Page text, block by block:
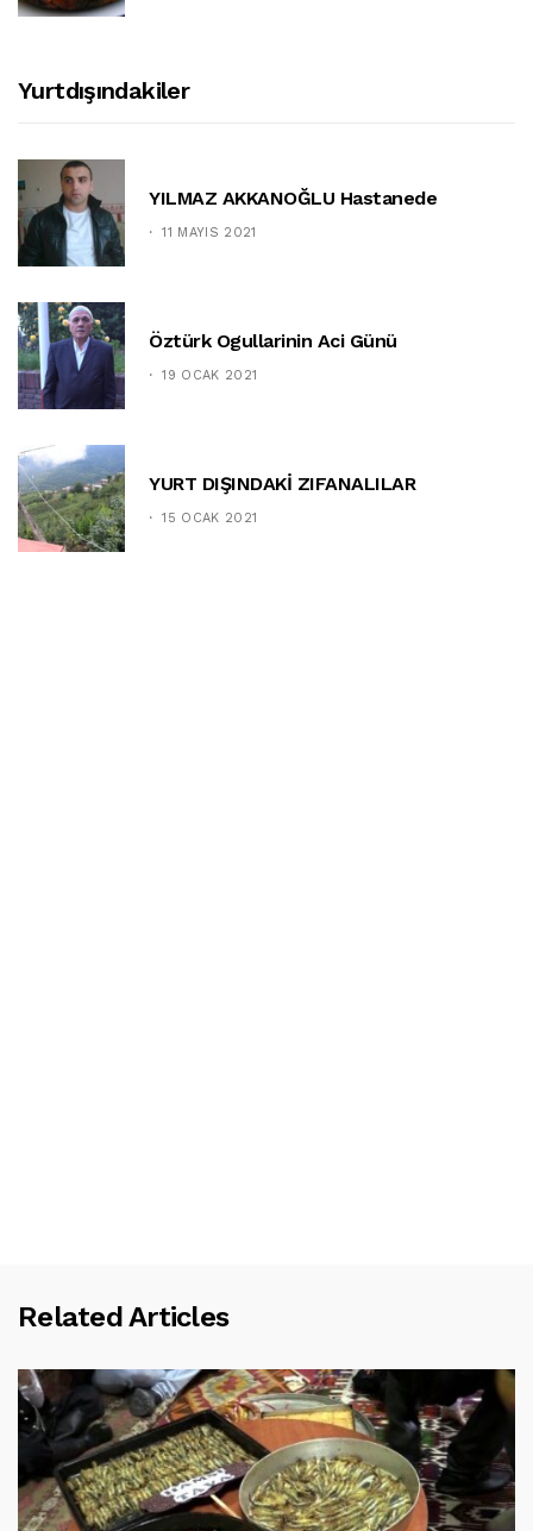
Yurtdışındakiler
YILMAZ AKKANOĞLU Hastanede
11 MAYIS 2021
Öztürk Ogullarinin Aci Günü
19 OCAK 2021
YURT DIŞINDAKİ ZIFANALILAR
15 OCAK 2021
Related Articles